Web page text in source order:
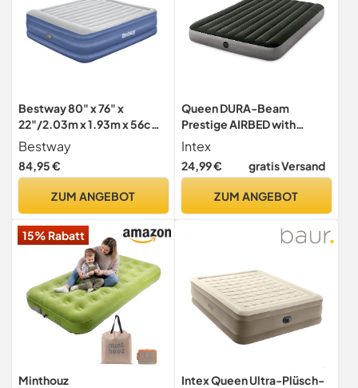
Bestway 80" x 76" x
22"/2.03m x 1.93m x 56cm
Tritech Air Mattress King
Built-in AC Pump
Bestway
84,95 €
ZUM ANGEBOT
Queen DURA-Beam
Prestige AIRBED with
Battery Pump
Intex
24,99 € gratis Versand
ZUM ANGEBOT
15% Rabatt
Minthouz
Intex Queen Ultra-Plüsch-